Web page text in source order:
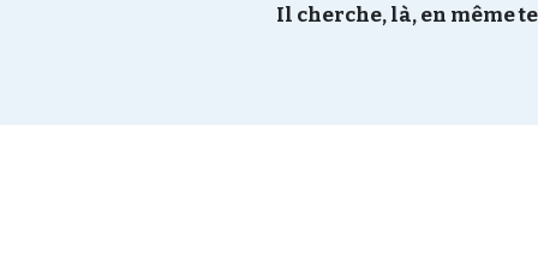
Il cherche, là, en même